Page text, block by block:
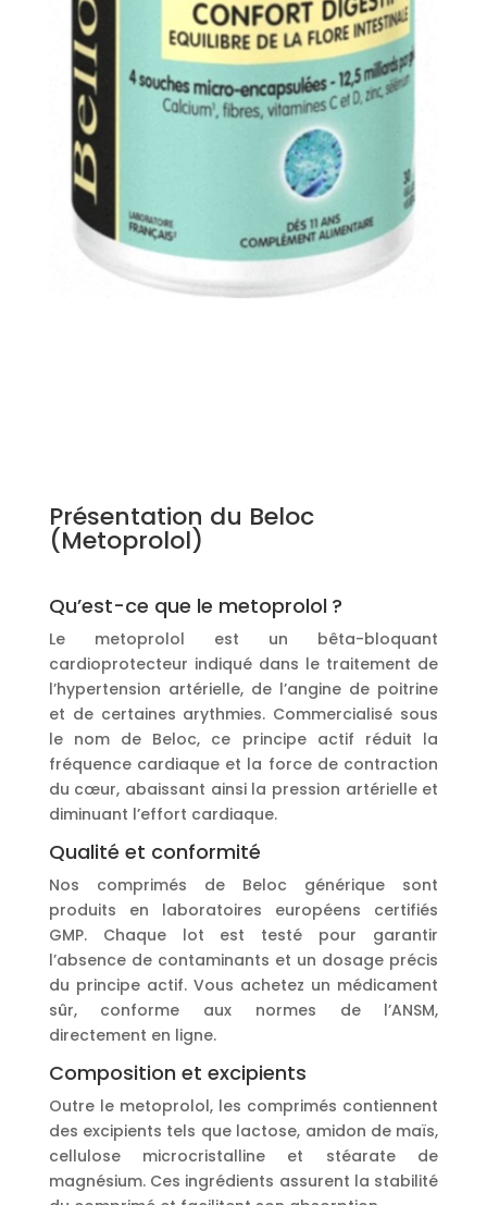
Présentation du Beloc
(Metoprolol)
Qu’est-ce que le metoprolol ?
Le metoprolol est un bêta-bloquant
cardioprotecteur indiqué dans le traitement de
l’hypertension artérielle, de l’angine de poitrine
et de certaines arythmies. Commercialisé sous
le nom de Beloc, ce principe actif réduit la
fréquence cardiaque et la force de contraction
du cœur, abaissant ainsi la pression artérielle et
diminuant l’effort cardiaque.
Qualité et conformité
Nos comprimés de Beloc générique sont
produits en laboratoires européens certifiés
GMP. Chaque lot est testé pour garantir
l’absence de contaminants et un dosage précis
du principe actif. Vous achetez un médicament
sûr, conforme aux normes de l’ANSM,
directement en ligne.
Composition et excipients
Outre le metoprolol, les comprimés contiennent
des excipients tels que lactose, amidon de maïs,
cellulose microcristalline et stéarate de
magnésium. Ces ingrédients assurent la stabilité